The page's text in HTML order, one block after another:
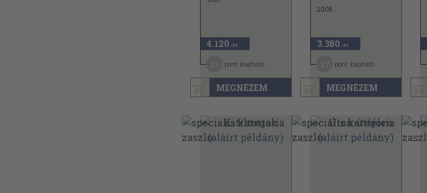
MEGNÉZEM
4.120 ,-Ft
pont kapható
MEGNÉZEM
2008
3.380 ,-Ft
pont kapható